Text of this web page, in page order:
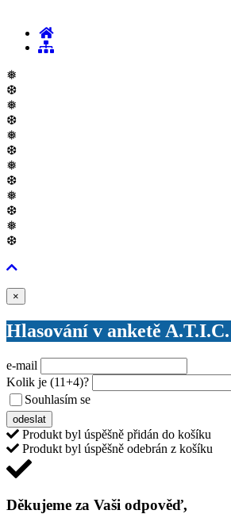
❅
❆
❅
❆
❅
❆
❅
❆
❅
❆
❅
❆
×
Hlasování v anketě
e-mail
Kolik je (11+4)?
Souhlasím se
odeslat
Produkt byl úspěšně přidán do košíku
Produkt byl úspěšně odebrán z košíku
Děkujeme za Vaši odpověď,